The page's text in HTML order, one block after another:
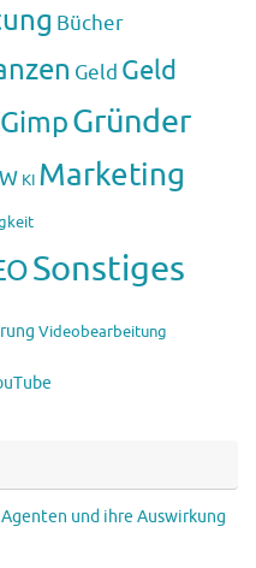
Bücher
Geld Geld
GimpGründer
KI Marketing
Sonstiges
Videobearbeitung
und ihre Auswirkung